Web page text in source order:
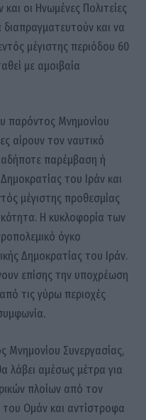
οι Ηνωμένες Πολιτείες
και να
μέγιστης περιόδου 60
με αμοιβαία
παρόντος Μνημονίου
αίρουν τον ναυτικό
παρέμβαση ή
του Ιράν και
μέγιστης προθεσμίας
Η κυκλοφορία των
όγκο
Δημοκρατίας του Ιράν.
επίσης την υποχρέωση
τις γύρω περιοχές
Συνεργασίας,
λάβει αμέσως μέτρα για
πλοίων από τον
Ομάν και αντίστροφα